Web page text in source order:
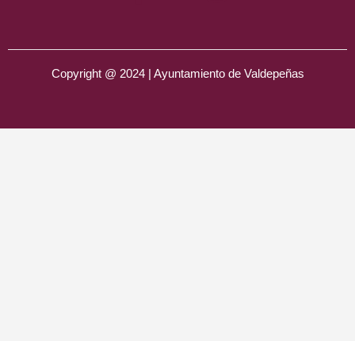
Copyright @ 2024 | Ayuntamiento de Valdepeñas